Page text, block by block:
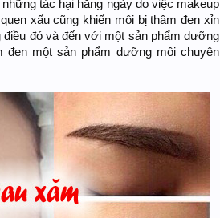
tác hại hằng ngày do việc makeup
xấu cũng khiến môi bị thâm đen xỉn
đó và đến với một sản phẩm dưỡng
đen một sản phẩm dưỡng môi chuyên